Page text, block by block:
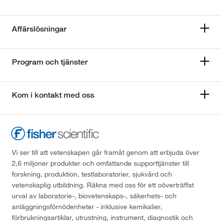
Affärslösningar
Program och tjänster
Kom i kontakt med oss
Vi ser till att vetenskapen går framåt genom att erbjuda över
2,6 miljoner produkter och omfattande supporttjänster till
forskning, produktion, testlaboratorier, sjukvård och
vetenskaplig utbildning. Räkna med oss för ett oöverträffat
urval av laboratorie-, biovetenskaps-, säkerhets- och
anläggningsförnödenheter - inklusive kemikalier,
förbrukningsartiklar, utrustning, instrument, diagnostik och